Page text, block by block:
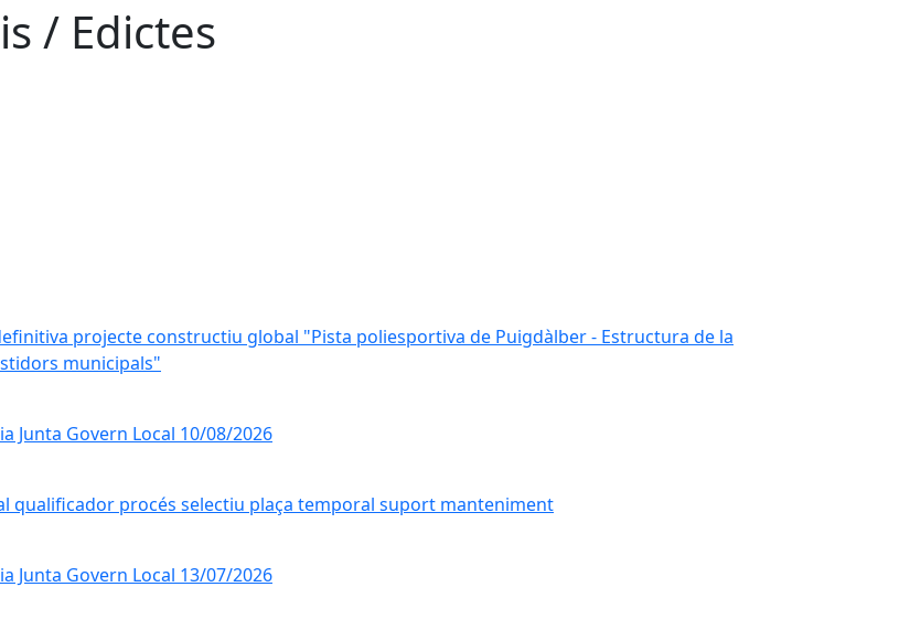
/ Edictes
projecte constructiu global "Pista poliesportiva de Puigdàlber - Estructura de la
municipals"
Junta Govern Local 10/08/2026
qualificador procés selectiu plaça temporal suport manteniment
Junta Govern Local 13/07/2026